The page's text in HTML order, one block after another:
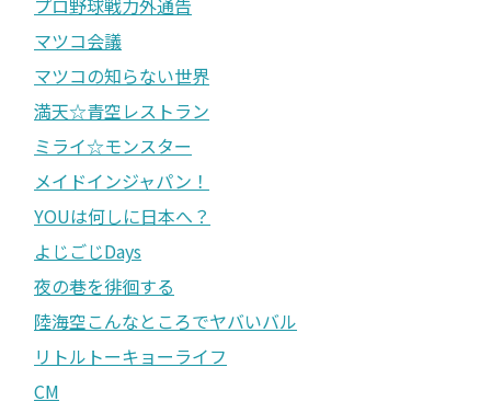
プロ野球戦力外通告
マツコ会議
マツコの知らない世界
満天☆青空レストラン
ミライ☆モンスター
メイドインジャパン！
YOUは何しに日本へ？
よじごじDays
夜の巷を徘徊する
陸海空こんなところでヤバいバル
リトルトーキョーライフ
CM